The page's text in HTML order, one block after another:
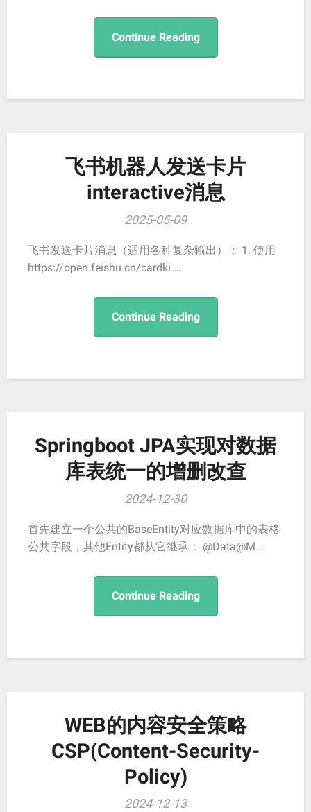
Continue Reading
飞书机器人发送卡片
interactive消息
2025-05-09
飞书发送卡片消息（适用各种复杂输出）： 1. 使用
https://open.feishu.cn/cardki …
Continue Reading
Springboot JPA实现对数据
库表统一的增删改查
2024-12-30
首先建立一个公共的BaseEntity对应数据库中的表格
公共字段，其他Entity都从它继承： @Data@M …
Continue Reading
WEB的内容安全策略
CSP(Content-Security-
Policy)
2024-12-13